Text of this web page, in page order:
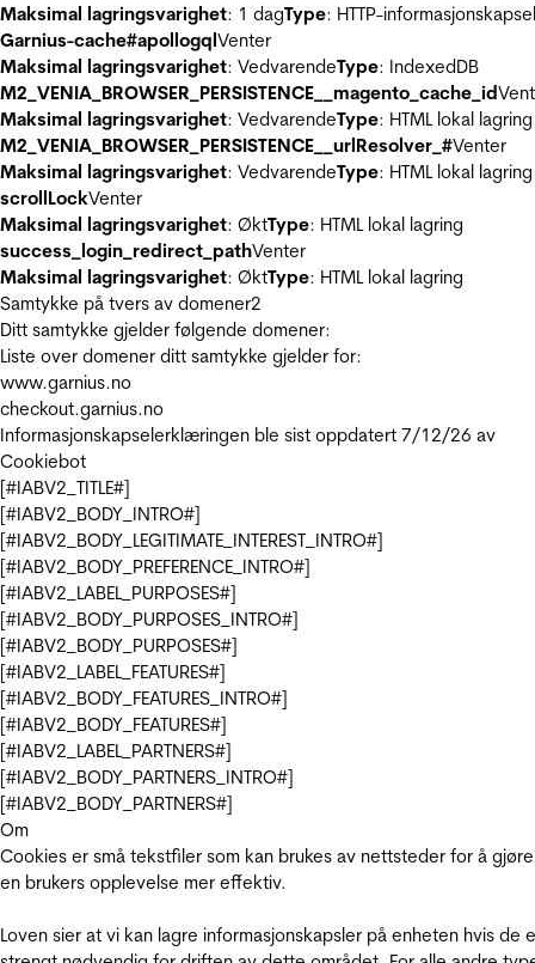
Maksimal lagringsvarighet: 1 dagType: HTTP-informasjonskapsel
Garnius-cache#apollogqlVenter
Maksimal lagringsvarighet: VedvarendeType: IndexedDB
M2_VENIA_BROWSER_PERSISTENCE__magento_cache_id
Maksimal lagringsvarighet: VedvarendeType: HTML lokal lagring
M2_VENIA_BROWSER_PERSISTENCE__urlResolver_#Venter
Maksimal lagringsvarighet: VedvarendeType: HTML lokal lagring
scrollLockVenter
Maksimal lagringsvarighet: ØktType: HTML lokal lagring
success_login_redirect_pathVenter
Maksimal lagringsvarighet: ØktType: HTML lokal lagring
Samtykke på tvers av domener2
Ditt samtykke gjelder følgende domener:
Liste over domener ditt samtykke gjelder for:
www.garnius.no
checkout.garnius.no
Informasjonskapselerklæringen ble sist oppdatert 7/12/26 av
Cookiebot
[#IABV2_TITLE#]
[#IABV2_BODY_INTRO#]
[#IABV2_BODY_LEGITIMATE_INTEREST_INTRO#]
[#IABV2_BODY_PREFERENCE_INTRO#]
[#IABV2_LABEL_PURPOSES#]
[#IABV2_BODY_PURPOSES_INTRO#]
[#IABV2_BODY_PURPOSES#]
[#IABV2_LABEL_FEATURES#]
[#IABV2_BODY_FEATURES_INTRO#]
[#IABV2_BODY_FEATURES#]
[#IABV2_LABEL_PARTNERS#]
[#IABV2_BODY_PARTNERS_INTRO#]
[#IABV2_BODY_PARTNERS#]
Om
Cookies er små tekstfiler som kan brukes av nettsteder for å gjøre
en brukers opplevelse mer effektiv.
Loven sier at vi kan lagre informasjonskapsler på enheten hvis de